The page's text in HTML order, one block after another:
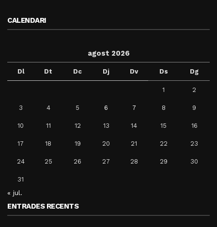
CALENDARI
agost 2026
Dl Dt Dc Dj Dv Ds Dg
1 2
3 4 5 6 7 8 9
10 11 12 13 14 15 16
17 18 19 20 21 22 23
24 25 26 27 28 29 30
31
« jul.
ENTRADES RECENTS